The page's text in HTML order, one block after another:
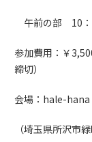
午前の部 10
参加費用：￥
締切）
会場：hale-
（埼玉県所沢市